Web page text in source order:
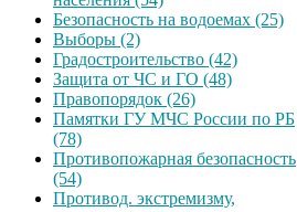
Безопасность на водоемах (25)
Выборы (2)
Градостроительство (42)
Защита от ЧС и ГО (48)
Правопорядок (26)
Памятки ГУ МЧС России по РБ
(78)
Противопожарная безопасность
(54)
Противод. экстремизму,